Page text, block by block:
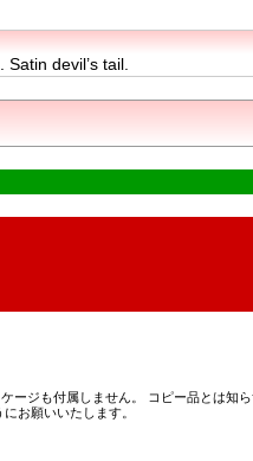
devil’s tail.
ジも付属しません。 コピー品とは知ら
お願いいたします。